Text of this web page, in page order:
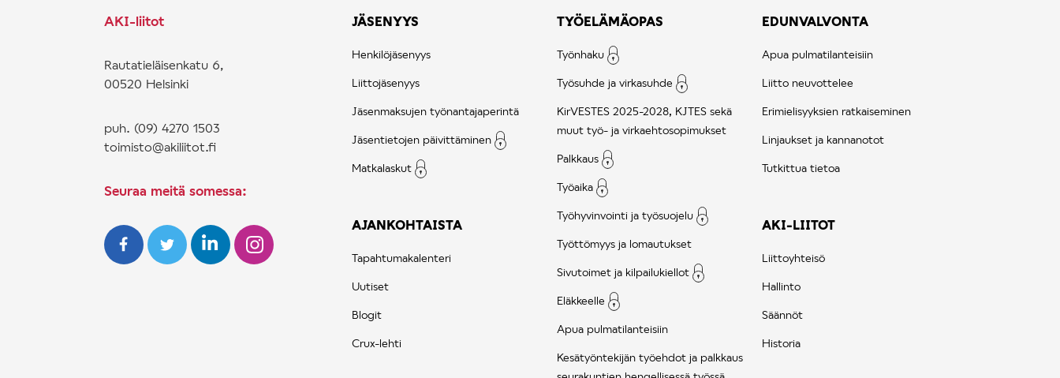
AKI-liitot
Rautatieläisenkatu 6,
00520 Helsinki
puh. (09) 4270 1503
toimisto@akiliitot.fi
Seuraa meitä somessa:
JÄSENYYS
Henkilöjäsenyys
Liittojäsenyys
Jäsenmaksujen työnantajaperintä
Jäsentietojen päivittäminen
Matkalaskut
AJANKOHTAISTA
Tapahtumakalenteri
Uutiset
Blogit
Crux-lehti
TYÖELÄMÄOPAS
Työnhaku
Työsuhde ja virkasuhde
KirVESTES 2025-2028, KJTES sekä
muut työ- ja virkaehtosopimukset
Palkkaus
Työaika
Työhyvinvointi ja työsuojelu
Työttömyys ja lomautukset
Sivutoimet ja kilpailukiellot
Eläkkeelle
Apua pulmatilanteisiin
Kesätyöntekijän työehdot ja palkkaus
EDUNVALVONTA
Apua pulmatilanteisiin
Liitto neuvottelee
Erimielisyyksien ratkaiseminen
Linjaukset ja kannanotot
Tutkittua tietoa
AKI-LIITOT
Liittoyhteisö
Hallinto
Säännöt
Historia